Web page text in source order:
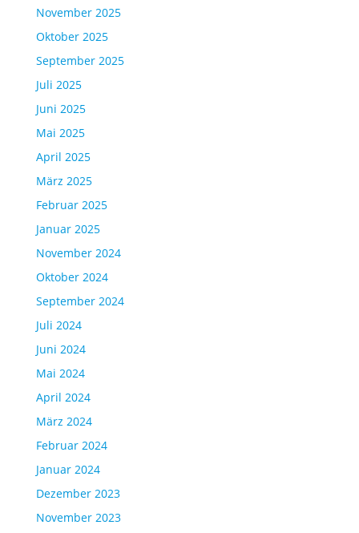
November 2025
Oktober 2025
September 2025
Juli 2025
Juni 2025
Mai 2025
April 2025
März 2025
Februar 2025
Januar 2025
November 2024
Oktober 2024
September 2024
Juli 2024
Juni 2024
Mai 2024
April 2024
März 2024
Februar 2024
Januar 2024
Dezember 2023
November 2023